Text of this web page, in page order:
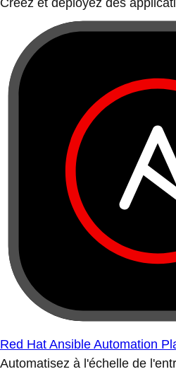
Créez et déployez des
Red Hat Ansible Automation
Automatisez à l'échelle de